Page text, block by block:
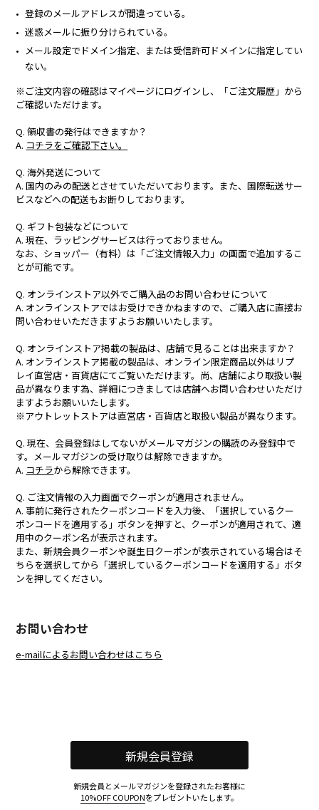
登録のメールアドレスが間違っている。
迷惑メールに振り分けられている。
メール設定でドメイン指定、または受信許可ドメインに指定してい
ない。
※ご注文内容の確認はマイページにログインし、「ご注文履歴」から
ご確認いただけます。
Q. 領収書の発行はできますか？
A. コチラをご確認下さい。
Q. 海外発送について
A. 国内のみの配送とさせていただいております。また、国際転送サー
ビスなどへの配送もお断りしております。
Q. ギフト包装などについて
A. 現在、ラッピングサービスは行っておりません。
なお、ショッパー（有料）は「ご注文情報入力」の画面で追加するこ
とが可能です。
Q. オンラインストア以外でご購入品のお問い合わせについて
A. オンラインストアではお受けできかねますので、ご購入店に直接お
問い合わせいただきますようお願いいたします。
Q. オンラインストア掲載の製品は、店舗で見ることは出来ますか？
A. オンラインストア掲載の製品は、オンライン限定商品以外はリプ
レイ直営店・百貨店にてご覧いただけます。尚、店舗により取扱い製
品が異なります為、詳細につきましては店舗へお問い合わせいただけ
ますようお願いいたします。
※アウトレットストアは直営店・百貨店と取扱い製品が異なります。
Q. 現在、会員登録はしてないがメールマガジンの購読のみ登録中で
す。メールマガジンの受け取りは解除できますか。
A. コチラから解除できます。
Q. ご注文情報の入力画面でクーポンが適用されません。
A. 事前に発行されたクーポンコードを入力後、「選択しているクー
ポンコードを適用する」ボタンを押すと、クーポンが適用されて、適
用中のクーポン名が表示されます。
また、新規会員クーポンや誕生日クーポンが表示されている場合はそ
ちらを選択してから「選択しているクーポンコードを適用する」ボタ
ンを押してください。
お問い合わせ
e-mailによるお問い合わせはこちら
新規会員登録
新規会員とメールマガジンを登録されたお客様に
10%OFF COUPONをプレゼントいたします。